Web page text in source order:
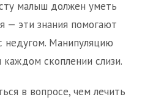
малыш должен уметь
— эти знания помогают
недугом. Манипуляцию
скоплении слизи.
в вопросе, чем лечить